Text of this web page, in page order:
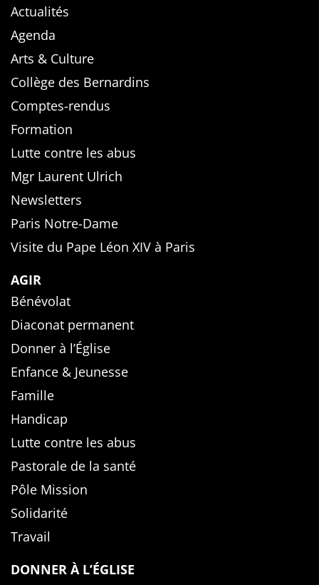
Actualités
Agenda
Arts & Culture
Collège des Bernardins
Comptes-rendus
Formation
Lutte contre les abus
Mgr Laurent Ulrich
Newsletters
Paris Notre-Dame
Visite du Pape Léon XIV à Paris
AGIR
Bénévolat
Diaconat permanent
Donner à l’Église
Enfance & Jeunesse
Famille
Handicap
Lutte contre les abus
Pastorale de la santé
Pôle Mission
Solidarité
Travail
DONNER À L’ÉGLISE